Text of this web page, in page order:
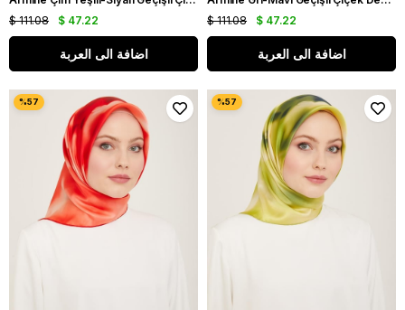
$ 47.22
$ 111.08
اضافة الى العربة
$ 47.22
$ 111.08
اضافة الى العربة